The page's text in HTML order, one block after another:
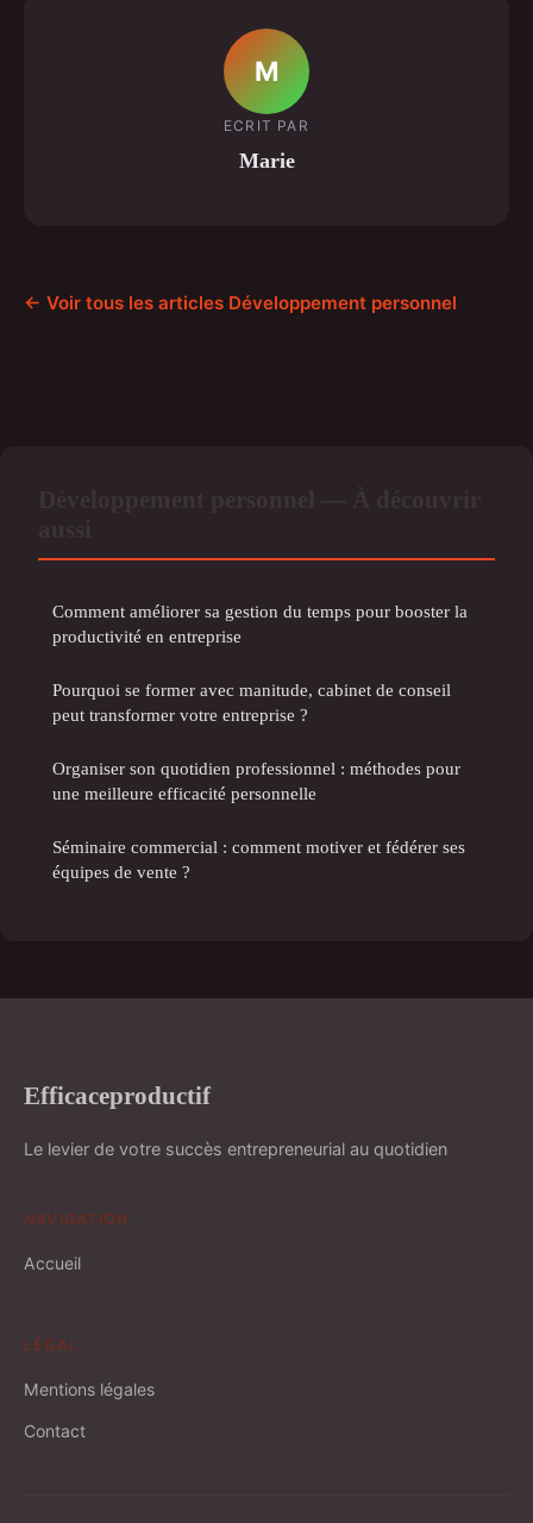
M
ECRIT PAR
Marie
← Voir tous les articles Développement personnel
Comment améliorer sa gestion du temps pour booster la
productivité en entreprise
Pourquoi se former avec manitude, cabinet de conseil
peut transformer votre entreprise ?
Organiser son quotidien professionnel : méthodes pour
une meilleure efficacité personnelle
Séminaire commercial : comment motiver et fédérer ses
équipes de vente ?
Efficaceproductif
Le levier de votre succès entrepreneurial au quotidien
NAVIGATION
Accueil
LÉGAL
Mentions légales
Contact